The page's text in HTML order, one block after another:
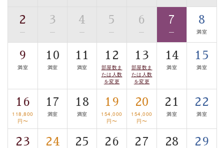
す。
※男性大浴場までのご移動には階段がございます。 予め
ご了承のほどお願いいたします。
■貸切温泉風呂 （40分2000円）
眺望はございませんが、源泉掛け流しの温泉の質を楽し
む貸切温泉風呂です。ゆったりといやされるプライベー
トな空間をお愉しみください。
【旅】
■諏訪大社4社を巡る無料参拝バス
2
—
3
—
4
—
5
—
6
—
7
—
8
満室
9
満室
10
満室
11
満室
12
部屋数ま
たは人数
を変更
13
部屋数ま
たは人数
を変更
14
満室
15
満室
16
118,800
円〜
17
満室
18
満室
19
154,000
円〜
20
154,000
円〜
21
満室
22
満室
23 24 25 26 27 28 29